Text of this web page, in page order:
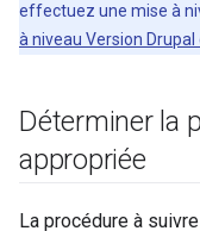
effectuez une mise à
à niveau Version
Déterminer la
appropriée
La procédure à